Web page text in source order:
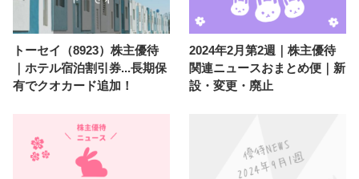
トーセイ（8923）株主優待
｜ホテル宿泊割引券...長期保
有でクオカード追加！
2024年2月第2週｜株主優待
関連ニュースおまとめ便｜新
設・変更・廃止